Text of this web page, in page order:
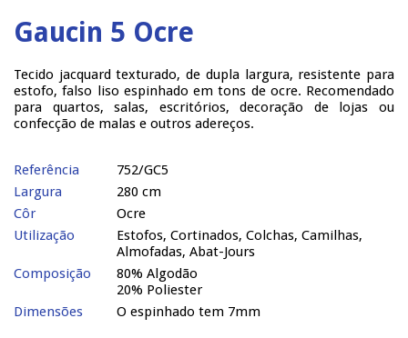
Gaucin 5 Ocre
Tecido jacquard texturado, de dupla largura, resistente para
estofo, falso liso espinhado em tons de ocre. Recomendado
para quartos, salas, escritórios, decoração de lojas ou
confecção de malas e outros adereços.
Referência
752/GC5
Largura
280 cm
Côr
Ocre
Utilização
Estofos, Cortinados, Colchas, Camilhas,
Almofadas, Abat-Jours
Composição
80% Algodão
20% Poliester
Dimensões
O espinhado tem 7mm